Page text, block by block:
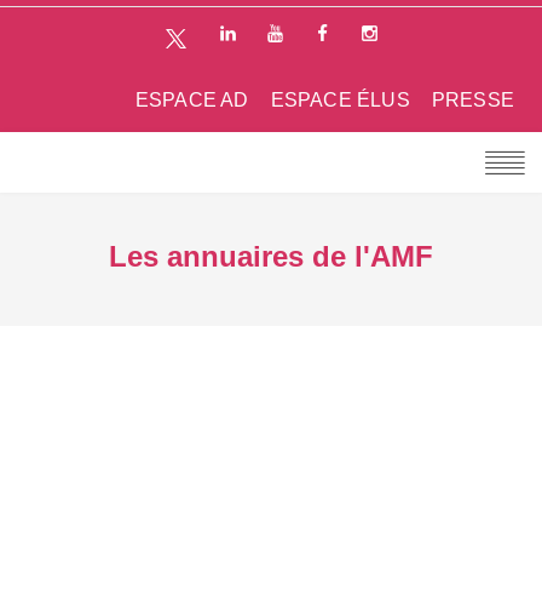
PRESSE
ESPACE ÉLUS
ESPACE AD
Les annuaires de l'AMF